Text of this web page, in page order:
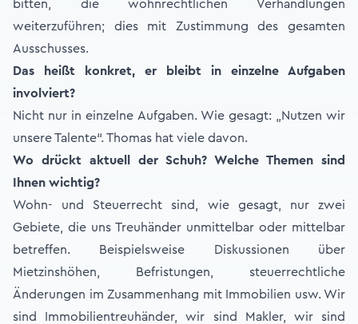
bitten, die wohnrechtlichen Verhandlungen
weiterzuführen; dies mit Zustimmung des gesamten
Ausschusses.
Das heißt konkret, er bleibt in einzelne Aufgaben
involviert?
Nicht nur in einzelne Aufgaben. Wie gesagt: „Nutzen wir
unsere Talente“. Thomas hat viele davon.
Wo drückt aktuell der Schuh? Welche Themen sind
Ihnen wichtig?
Wohn- und Steuerrecht sind, wie gesagt, nur zwei
Gebiete, die uns Treuhänder unmittelbar oder mittelbar
betreffen. Beispielsweise Diskussionen über
Mietzinshöhen, Befristungen, steuerrechtliche
Änderungen im Zusammenhang mit Immobilien usw. Wir
sind Immobilientreuhänder, wir sind Makler, wir sind